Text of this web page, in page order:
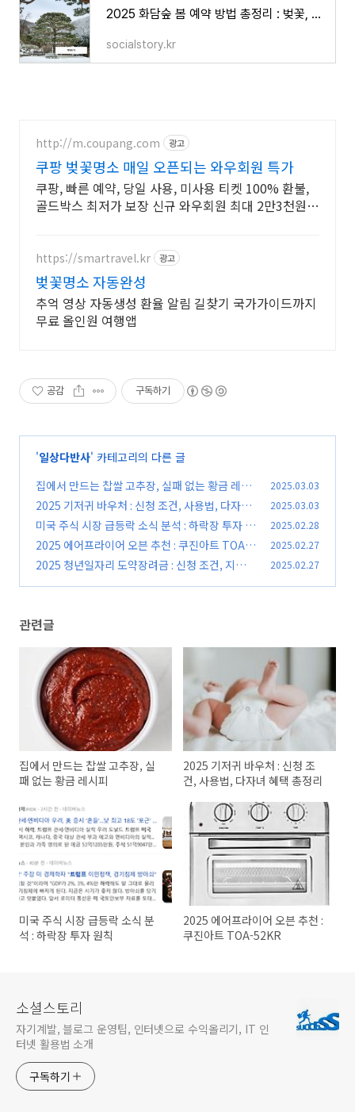
2025 화담숲 봄 예약 방법 총정리 : 벚꽃, 수선화, 모노레일까지!
socialstory.kr
http://m.coupang.com 광고
쿠팡 벚꽃명소 매일 오픈되는 와우회원 특가
쿠팡, 빠른 예약, 당일 사용, 미사용 티켓 100% 환불,
골드박스 최저가 보장 신규 와우회원 최대 2만3천원
https://smartravel.kr 광고
벚꽃명소 자동완성
추억 영상 자동생성 환율 알림 길찾기 국가가이드까지
무료 올인원 여행앱
공감 구독하기
'일상다반사' 카테고리의 다른 글
집에서 만드는 찹쌀 고추장, 실패 없는 황금 레시
피 (0)
2025.03.03
2025 기저귀 바우처 : 신청 조건, 사용법, 다자녀
혜택 총정리
(0)
2025.03.03
미국 주식 시장 급등락 소식 분석 : 하락장 투자 원
칙 (0)
2025.02.28
2025 에어프라이어 오븐 추천 : 쿠진아트 TOA-5
2KR
(0)
2025.02.27
2025 청년일자리 도약장려금 : 신청 조건, 지원
2025.02.27
관련글
집에서 만드는 찹쌀 고추장, 실
패 없는 황금 레시피
2025 기저귀 바우처 : 신청 조
건, 사용법, 다자녀 혜택 총정리
미국 주식 시장 급등락 소식 분
석 : 하락장 투자 원칙
2025 에어프라이어 오븐 추천 :
쿠진아트 TOA-52KR
소셜스토리
자기계발, 블로그 운영팁, 인터넷으로 수익올리기, IT 인
터넷 활용법 소개
구독하기